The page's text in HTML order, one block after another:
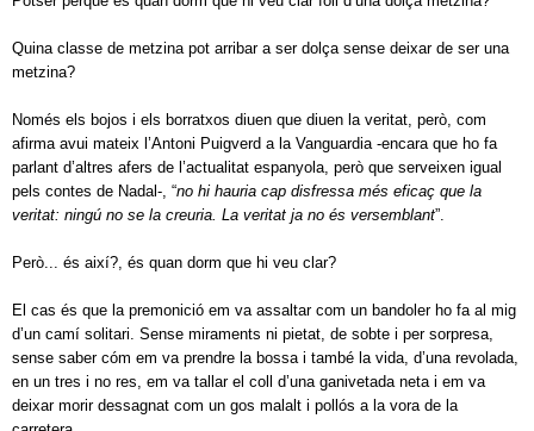
Quina classe de metzina pot arribar a ser dolça sense deixar de ser una
metzina?
Només els bojos i els borratxos diuen que diuen la veritat, però, com
afirma avui mateix l’Antoni Puigverd a la Vanguardia -encara que ho fa
parlant d’altres afers de l’actualitat espanyola, però que serveixen igual
pels contes de Nadal-, “no hi hauria cap disfressa més eficaç que la
veritat: ningú no se la creuria. La veritat ja no és versemblant”.
Però... és així?, és quan dorm que hi veu clar?
El cas és que la premonició em va assaltar com un bandoler ho fa al mig
d’un camí solitari. Sense miraments ni pietat, de sobte i per sorpresa,
sense saber cóm em va prendre la bossa i també la vida, d’una revolada,
en un tres i no res, em va tallar el coll d’una ganivetada neta i em va
deixar morir dessagnat com un gos malalt i pollós a la vora de la